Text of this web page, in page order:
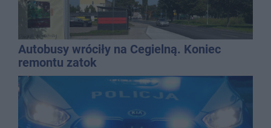
Autobusy wróciły na Cegielną. Koniec
remontu zatok